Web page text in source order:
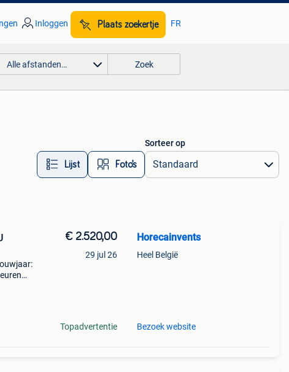
Inloggen Plaats zoekertje FR
Alle afstanden… Zoek
Lijst Foto’s
Sorteer op
€ 2.520,00
29 jul 26
Topadvertentie
Horecainvents
Heel België
Bezoek website